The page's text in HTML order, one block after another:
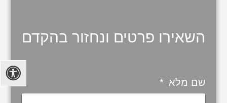
השאירו פרטים ונחזור בהקדם
שם מלא